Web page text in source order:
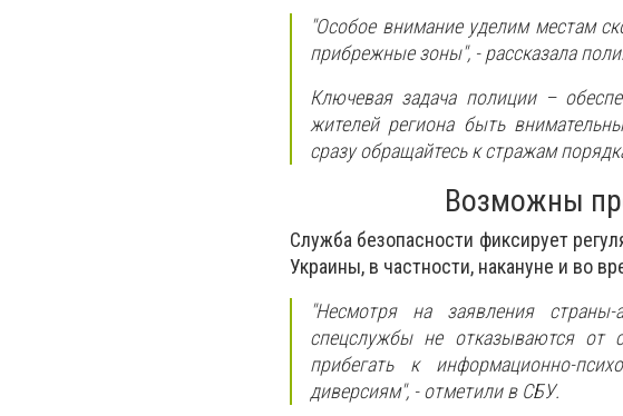
"Особое внимание уделим местам
прибрежные зоны", - рассказала
Ключевая задача полиции –
жителей региона быть
сразу обращайтесь к стражам
Возможны
Служба безопасности фиксирует
Украины, в частности, накануне и во
"Несмотря на заявления
спецслужбы не отказываются от
прибегать к информационно-
диверсиям", - отметили в СБУ.